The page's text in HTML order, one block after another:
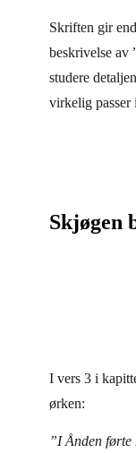
Skriften gir
beskrivelse av
studere
virkelig passer
Skjøgen
I vers 3 i
ørken:
”I Ånden førte